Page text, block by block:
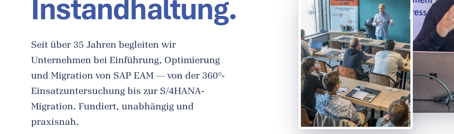
Instandhaltung.
Seit über 35 Jahren begleiten wir
Unternehmen bei Einführung, Optimierung
und Migration von SAP EAM — von der 360°-
Einsatzuntersuchung bis zur S/4HANA-
Migration. Fundiert, unabhängig und
praxisnah.